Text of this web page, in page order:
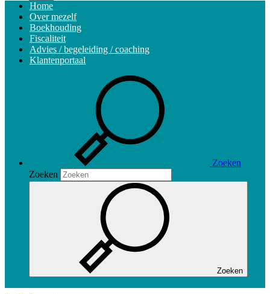
Home
Over mezelf
Boekhouding
Fiscaliteit
Advies / begeleiding / coaching
Klantenportaal
Zoeken
Zoeken
Zoeken